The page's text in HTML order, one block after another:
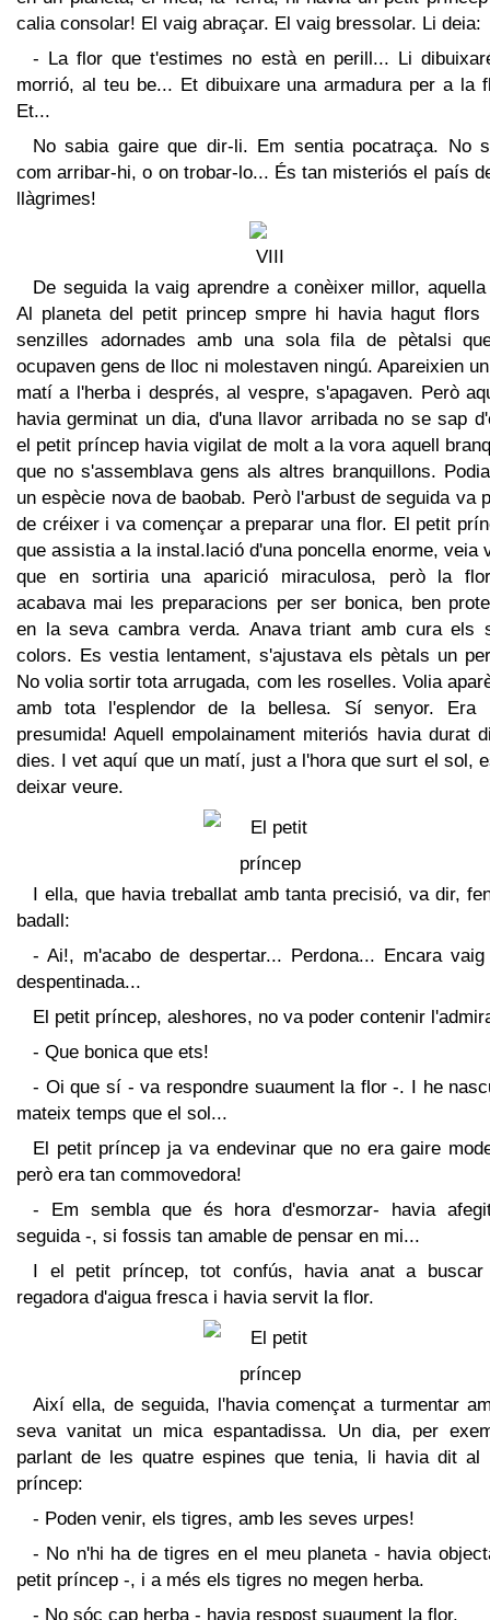
calia consolar! El vaig abraçar. El vaig bressolar. Li deia:
- La flor que t'estimes no està en perill... Li
morrió, al teu be... Et dibuixare una armadura per a la
Et...
No sabia gaire que dir-li. Em sentia pocatraça. No
com arribar-hi, o on trobar-lo... És tan misteriós el país
llàgrimes!
De seguida la vaig aprendre a conèixer millor,
Al planeta del petit princep smpre hi havia hagut flors
senzilles adornades amb una sola fila de pètalsi
ocupaven gens de lloc ni molestaven ningú. Apareixien
matí a l'herba i després, al vespre, s'apagaven. Però
havia germinat un dia, d'una llavor arribada no se sap
el petit príncep havia vigilat de molt a la vora aquell
que no s'assemblava gens als altres branquillons.
un espècie nova de baobab. Però l'arbust de seguida va
de créixer i va començar a preparar una flor. El petit
que assistia a la instal.lació d'una poncella enorme, veia
que en sortiria una aparició miraculosa, però la
acabava mai les preparacions per ser bonica, ben
en la seva cambra verda. Anava triant amb cura els
colors. Es vestia lentament, s'ajustava els pètals un
No volia sortir tota arrugada, com les roselles. Volia
amb tota l'esplendor de la bellesa. Sí senyor. Era
presumida! Aquell empolainament miteriós havia durat
dies. I vet aquí que un matí, just a l'hora que surt el sol,
deixar veure.
I ella, que havia treballat amb tanta precisió, va dir,
badall:
- Ai!, m'acabo de despertar... Perdona... Encara vaig
despentinada...
El petit príncep, aleshores, no va poder contenir
- Que bonica que ets!
- Oi que sí - va respondre suaument la flor -. I he
mateix temps que el sol...
El petit príncep ja va endevinar que no era gaire
però era tan commovedora!
- Em sembla que és hora d'esmorzar- havia
seguida -, si fossis tan amable de pensar en mi...
I el petit príncep, tot confús, havia anat a buscar
regadora d'aigua fresca i havia servit la flor.
Així ella, de seguida, l'havia començat a turmentar
seva vanitat un mica espantadissa. Un dia, per
parlant de les quatre espines que tenia, li havia dit al
príncep:
- Poden venir, els tigres, amb les seves urpes!
- No n'hi ha de tigres en el meu planeta - havia
petit príncep -, i a més els tigres no megen herba.
- No sóc cap herba - havia respost suaument la flor.